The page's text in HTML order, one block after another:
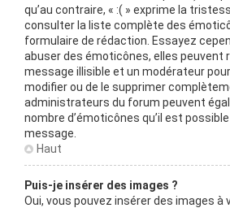
qu’au contraire, « :( » exprime la
consulter la liste complète des
formulaire de rédaction. Essayez
abuser des émoticônes, elles peuvent
message illisible et un modérateur
modifier ou de le supprimer
administrateurs du forum peuvent
nombre d’émoticônes qu’il est possible
message.
Haut
Puis-je insérer des images ?
Oui, vous pouvez insérer des images à